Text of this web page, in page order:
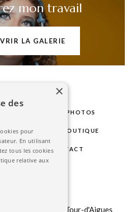
mon travail
LA GALERIE
SÉANCES PHOTOS
GALERIE BOUTIQUE
CLIENT CONTACT
Revol, 84240 La Tour-d'Aigues
×
des
pour
En utilisant
tous les cookies
relative aux